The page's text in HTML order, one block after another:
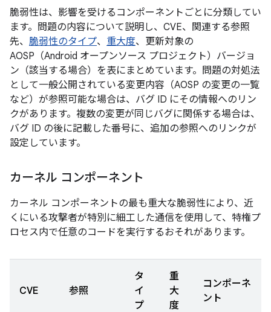
脆弱性は、影響を受けるコンポーネントごとに分類してい
ます。問題の内容について説明し、CVE、関連する参照
先、 脆弱性のタイプ、 重大度、更新対象の
AOSP（Android オープンソース プロジェクト）バージョ
ン（該当する場合）を表にまとめています。問題の対処法
として一般公開されている変更内容（AOSP の変更の一覧
など）が参照可能な場合は、バグ ID にその情報へのリン
クがあります。複数の変更が同じバグに関係する場合は、
バグ ID の後に記載した番号に、追加の参照へのリンクが
設定しています。
カーネル コンポーネント
カーネル コンポーネントの最も重大な脆弱性により、近
くにいる攻撃者が特別に細工した通信を使用して、特権プ
ロセス内で任意のコードを実行するおそれがあります。
CVE 参照
タ
イ
プ
重
大
度
コンポーネ
ント